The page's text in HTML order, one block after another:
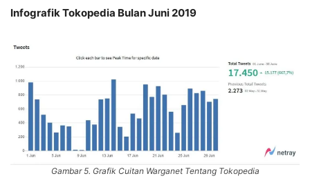
Infografik Tokopedia Bulan Juni 2019
Gambar 5. Grafik Cuitan Warganet Tentang Tokopedia